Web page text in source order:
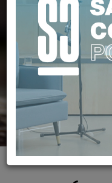
IDIS